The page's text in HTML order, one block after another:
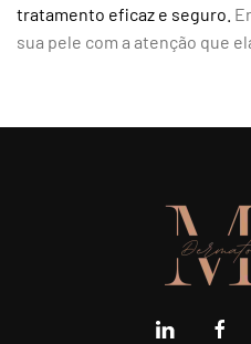
tratamento eficaz e seguro.
sua pele com a atenção que